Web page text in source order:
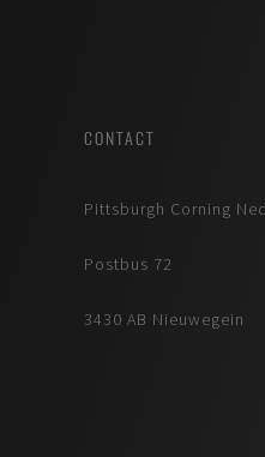
CONTACT
Pittsburgh Corning
Postbus 72
3430 AB Nieuwegein